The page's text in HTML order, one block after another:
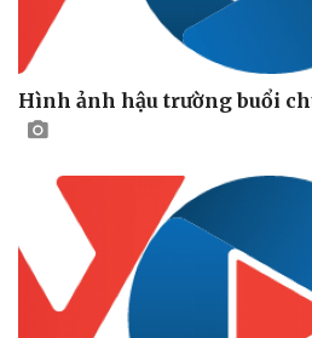
Cải chính
Hình ảnh hậu trường buổi